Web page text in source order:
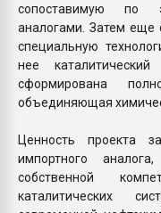
сопоставимую по
аналогами. Затем еще
специальную
нее
сформирована
объединяющая
Ценность проекта
импортного
собственной
каталитических